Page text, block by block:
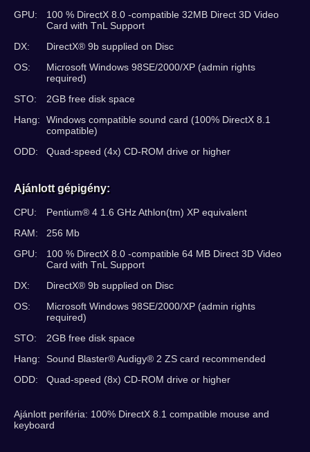
GPU:
100 % DirectX 8.0 -compatible 32MB Direct 3D Video
Card with TnL Support
DX:
DirectX® 9b supplied on Disc
OS:
Microsoft Windows 98SE/2000/XP (admin rights
required)
STO:
2GB free disk space
Hang:
Windows compatible sound card (100% DirectX 8.1
compatible)
ODD:
Quad-speed (4x) CD-ROM drive or higher
Ajánlott gépigény:
CPU:
Pentium® 4 1.6 GHz Athlon(tm) XP equivalent
RAM:
256 Mb
GPU:
100 % DirectX 8.0 -compatible 64 MB Direct 3D Video
Card with TnL Support
DX:
DirectX® 9b supplied on Disc
OS:
Microsoft Windows 98SE/2000/XP (admin rights
required)
STO:
2GB free disk space
Hang:
Sound Blaster® Audigy® 2 ZS card recommended
ODD:
Quad-speed (8x) CD-ROM drive or higher
Ajánlott periféria: 100% DirectX 8.1 compatible mouse and
keyboard